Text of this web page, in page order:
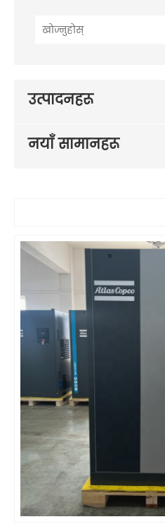
उत्पादनहरू
नयाँ सामानहरू